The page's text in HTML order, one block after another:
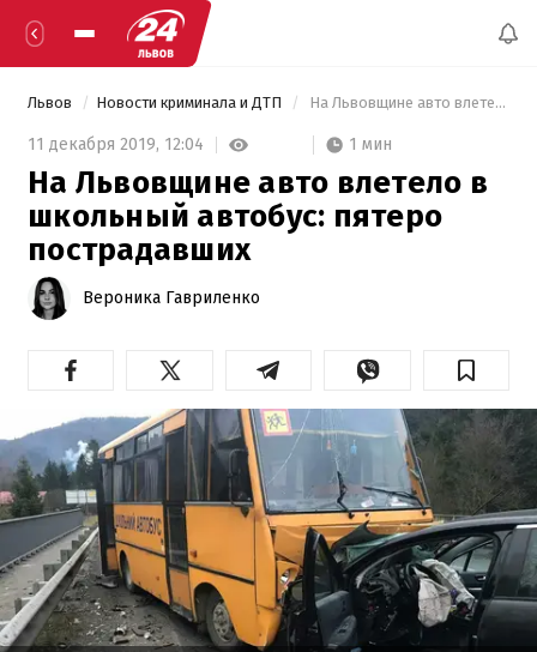
Львов Новости криминала и ДТП На Львовщине авто влетело в школьный автобус: пятеро пострадавших
11 декабря 2019, 12:04 1 мин
На Львовщине авто влетело в
школьный автобус: пятеро
пострадавших
Вероника Гавриленко